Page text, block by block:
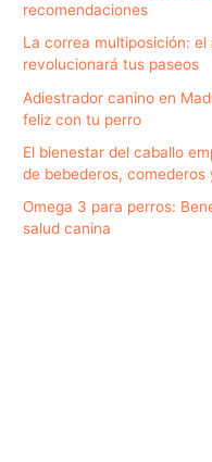
recomendaciones
La correa multiposición: el
revolucionará tus paseos
Adiestrador canino en
feliz con tu perro
El bienestar del caballo
de bebederos,
Omega 3 para perros:
salud canina